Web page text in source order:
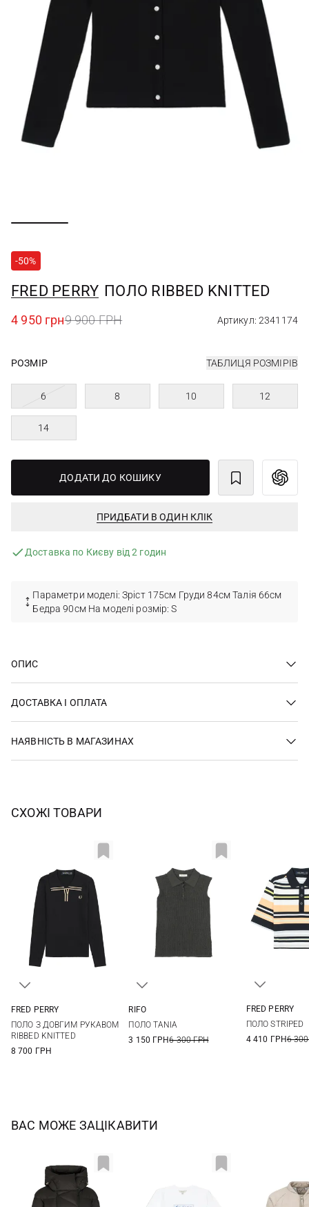
-50%
FRED PERRY ПОЛО RIBBED KNITTED
4 950 грн9 900 ГРН Артикул: 2341174
РОЗМІР ТАБЛИЦЯ РОЗМІРІВ
6 8 10 12
14
ДОДАТИ ДО КОШИКУ
ПРИДБАТИ В ОДИН КЛІК
Доставка по Києву від 2 годин
Параметри моделі: Зріст 175см Груди 84см Талія 66см
Бедра 90см На моделі розмір: S
ОПИС
ДОСТАВКА І ОПЛАТА
НАЯВНІСТЬ В МАГАЗИНАХ
СХОЖІ ТОВАРИ
FRED PERRY
ПОЛО З ДОВГИМ РУКАВОМ
RIBBED KNITTED
8 700 ГРН
RIFO
ПОЛО TANIA
3 150 ГРН6 300 ГРН
FRED PERRY
ПОЛО STRIPED
4 410 ГРН6
ВАС МОЖЕ ЗАЦІКАВИТИ